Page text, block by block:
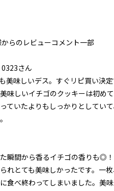
らのレビューコメント一部
0323さん
美味しいデス。すぐリピ買い決
味しいイチゴのクッキーは初め
ていたよりもしっかりとしてい
瞬間から香るイチゴの香りも◎
れとても美味しかったです。一
食べ終わってしまいました。美